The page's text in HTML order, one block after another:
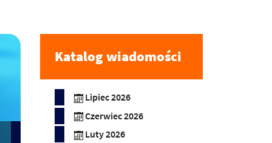
Katalog wiadomości
Lipiec 2026
Czerwiec 2026
Luty 2026